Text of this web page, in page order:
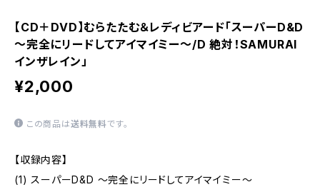
【CD＋DVD】むらたたむ＆レディビアード「スーパーD&D
～完全にリードしてアイマイミー～/D 絶対！SAMURAI
インザレイン」
¥2,000
この商品は送料無料です。
【収録内容】
(1) スーパーD&D ～完全にリードしてアイマイミー～